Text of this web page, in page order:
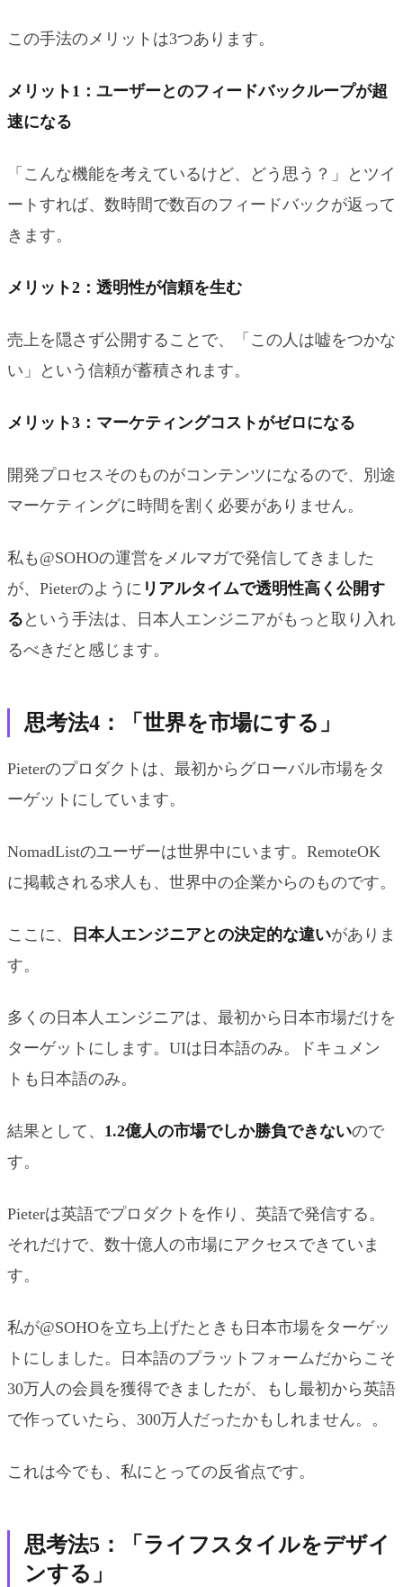
この手法のメリットは3つあります。
メリット1：ユーザーとのフィードバックループが超
速になる
「こんな機能を考えているけど、どう思う？」とツイ
ートすれば、数時間で数百のフィードバックが返って
きます。
メリット2：透明性が信頼を生む
売上を隠さず公開することで、「この人は嘘をつかな
い」という信頼が蓄積されます。
メリット3：マーケティングコストがゼロになる
開発プロセスそのものがコンテンツになるので、別途
マーケティングに時間を割く必要がありません。
私も@SOHOの運営をメルマガで発信してきました
が、Pieterのように リアルタイムで透明性高く公開す
る という手法は、日本人エンジニアがもっと取り入れ
るべきだと感じます。
思考法4：「世界を市場にする」
Pieterのプロダクトは、最初からグローバル市場をタ
ーゲットにしています。
NomadListのユーザーは世界中にいます。RemoteOK
に掲載される求人も、世界中の企業からのものです。
ここに、 日本人エンジニアとの決定的な違いがありま
す。
多くの日本人エンジニアは、最初から日本市場だけを
ターゲットにします。UIは日本語のみ。ドキュメン
トも日本語のみ。
結果として、 1.2億人の市場でしか勝負できないので
す。
Pieterは英語でプロダクトを作り、英語で発信する。
それだけで、数十億人の市場にアクセスできていま
す。
私が@SOHOを立ち上げたときも日本市場をターゲッ
トにしました。日本語のプラットフォームだからこそ
30万人の会員を獲得できましたが、もし最初から英語
で作っていたら、300万人だったかもしれません。。
これは今でも、私にとっての反省点です。
思考法5：「ライフスタイルをデザイ
ンする」